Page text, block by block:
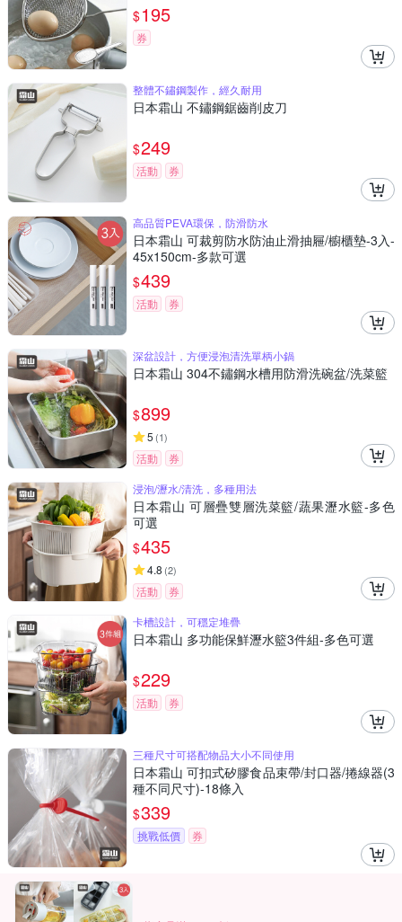
$195
券
整體不鏽鋼製作，經久耐用
日本霜山 不鏽鋼鋸齒削皮刀
$249
活動 券
高品質PEVA環保，防滑防水
日本霜山 可裁剪防水防油止滑抽屜/櫥櫃墊-3入-
45x150cm-多款可選
$439
活動 券
深盆設計，方便浸泡清洗單柄小鍋
日本霜山 304不鏽鋼水槽用防滑洗碗盆/洗菜籃
$899
5 (1)
活動
券
浸泡/瀝水/清洗，多種用法
日本霜山 可層疊雙層洗菜籃/蔬果瀝水籃-多色
可選
$435
4.8 (2)
活動
券
卡槽設計，可穩定堆疊
日本霜山 多功能保鮮瀝水籃3件組-多色可選
$229
活動 券
三種尺寸可搭配物品大小不同使用
日本霜山 可扣式矽膠食品束帶/封口器/捲線器(3
種不同尺寸)-18條入
$339
挑戰低價 券